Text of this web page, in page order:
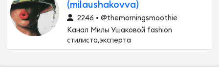
(milaushakovva)
2246 • @themorningsmoothie
Канал Милы Ушаковой fashion
стилиста,эксперта